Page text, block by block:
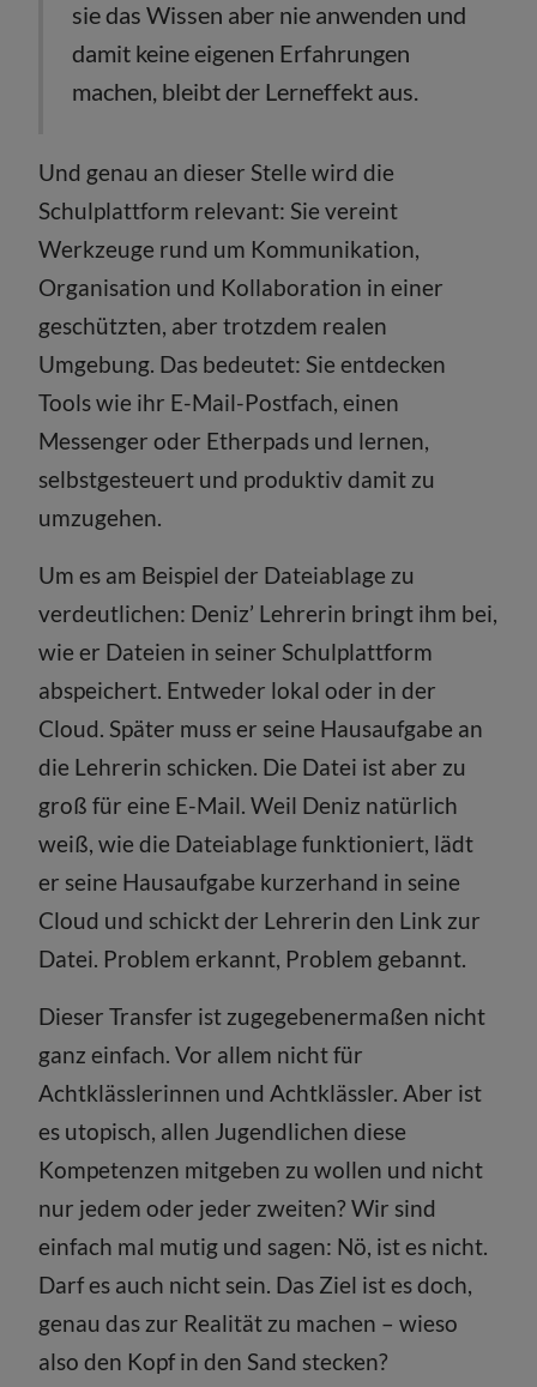
sie das Wissen aber nie anwenden und
damit keine eigenen Erfahrungen
machen, bleibt der Lerneffekt aus.
Und genau an dieser Stelle wird die
Schulplattform relevant: Sie vereint
Werkzeuge rund um Kommunikation,
Organisation und Kollaboration in einer
geschützten, aber trotzdem realen
Umgebung. Das bedeutet: Sie entdecken
Tools wie ihr E-Mail-Postfach, einen
Messenger oder Etherpads und lernen,
selbstgesteuert und produktiv damit zu
umzugehen.
Um es am Beispiel der Dateiablage zu
verdeutlichen: Deniz’ Lehrerin bringt ihm bei,
wie er Dateien in seiner Schulplattform
abspeichert. Entweder lokal oder in der
Cloud. Später muss er seine Hausaufgabe an
die Lehrerin schicken. Die Datei ist aber zu
groß für eine E-Mail. Weil Deniz natürlich
weiß, wie die Dateiablage funktioniert, lädt
er seine Hausaufgabe kurzerhand in seine
Cloud und schickt der Lehrerin den Link zur
Datei. Problem erkannt, Problem gebannt.
Dieser Transfer ist zugegebenermaßen nicht
ganz einfach. Vor allem nicht für
Achtklässlerinnen und Achtklässler. Aber ist
es utopisch, allen Jugendlichen diese
Kompetenzen mitgeben zu wollen und nicht
nur jedem oder jeder zweiten? Wir sind
einfach mal mutig und sagen: Nö, ist es nicht.
Darf es auch nicht sein. Das Ziel ist es doch,
genau das zur Realität zu machen – wieso
also den Kopf in den Sand stecken?